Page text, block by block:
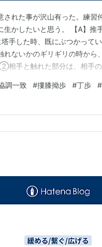
された事が沢山有った。練習
生かしたいと思う。 【A】推
手した時、既にぶつかって
れないかのギリギリの時から
相手と触れた部分は、相手
手に勁を返す時、手は相手と
、準備が整ってから、手が動
調一致 #摟膝拗歩 #丁歩 #